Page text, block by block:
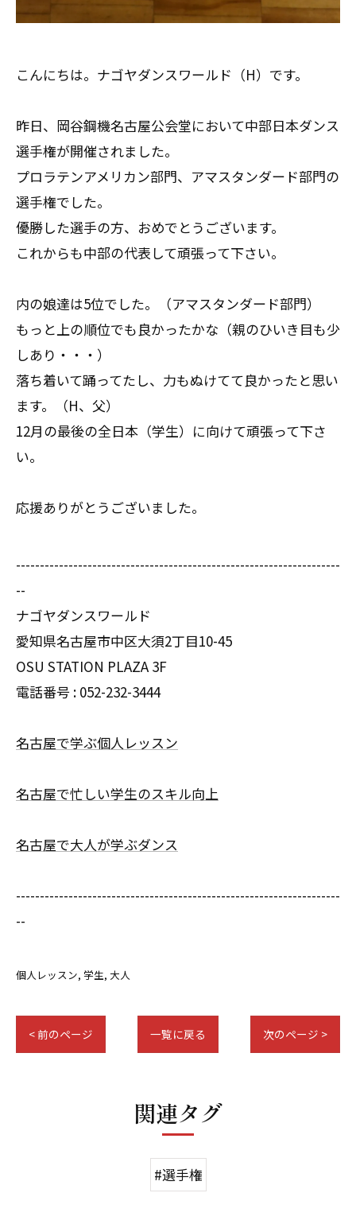
こんにちは。ナゴヤダンスワールド（H）です。
昨日、岡谷鋼機名古屋公会堂において中部日本ダンス
選手権が開催されました。
プロラテンアメリカン部門、アマスタンダード部門の
選手権でした。
優勝した選手の方、おめでとうございます。
これからも中部の代表して頑張って下さい。
内の娘達は5位でした。（アマスタンダード部門）
もっと上の順位でも良かったかな（親のひいき目も少
しあり・・・）
落ち着いて踊ってたし、力もぬけてて良かったと思い
ます。（H、父）
12月の最後の全日本（学生）に向けて頑張って下さ
い。
応援ありがとうございました。
--------------------------------------------------------------------
--
ナゴヤダンスワールド
愛知県名古屋市中区大須2丁目10-45
OSU STATION PLAZA 3F
電話番号 : 052-232-3444
名古屋で学ぶ個人レッスン
名古屋で忙しい学生のスキル向上
名古屋で大人が学ぶダンス
--------------------------------------------------------------------
--
個人レッスン 学生 大人
< 前のページ 一覧に戻る 次のページ >
関連タグ
#選手権